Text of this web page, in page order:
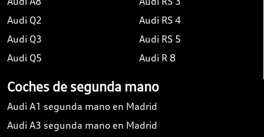
Audi Q2
Audi Q3
Audi Q5
Audi RS 4
Audi RS 5
Audi R 8
Coches de segunda mano
Audi A1 segunda mano en Madrid
Audi A3 segunda mano en Madrid